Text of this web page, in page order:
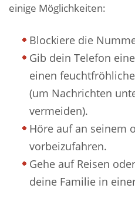
einige Möglichkeiten:
Blockiere die
Gib dein Telefon
einen
(um Nachrichten
vermeiden).
Höre auf an seinem
vorbeizufahren.
Gehe auf Reisen
deine Familie in